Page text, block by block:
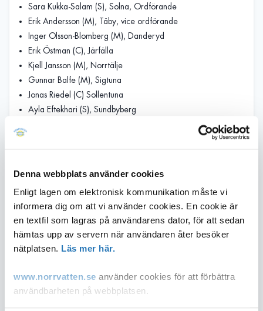
Denna webbplats använder cookies
Enligt lagen om elektronisk kommunikation måste vi
informera dig om att vi använder cookies. En cookie är
en textfil som lagras på användarens dator, för att sedan
hämtas upp av servern när användaren åter besöker
nätplatsen. Läs mer här.
www.norrvatten.se använder cookies för att förbättra
användbarheten på webbplatsen.
Sara Kukka-Salam (S), Solna, Ordförande
Erik Andersson (M), Täby, vice ordförande
Inger Olsson-Blomberg (M), Danderyd
Erik Östman (C), Järfälla
Kjell Jansson (M), Norrtälje
Gunnar Balfe (M), Sigtuna
Jonas Riedel (C) Sollentuna
Ayla Eftekhari (S), Sundbyberg
Matilda Hübinette (KNU), Knivsta
Åsa Söderbergh (M), Sollentuna
Lars Rådén (M), Solna
Leif Elofsson (S), Sundbyberg
Kristian Cronsell (S), Upplands-Bro
Maria Fälth (KD), Upplands Väsby